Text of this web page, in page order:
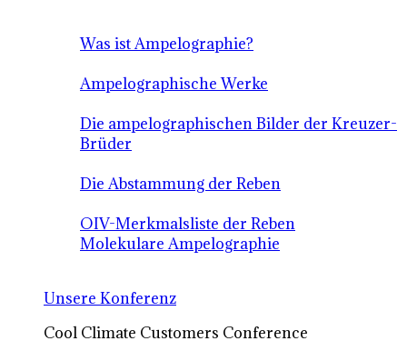
Was ist Ampelographie?
Ampelographische Werke
Die ampelographischen Bilder der Kreuzer-
Brüder
Die Abstammung der Reben
OIV-Merkmalsliste der Reben
Molekulare Ampelographie
Unsere Konferenz
Cool Climate Customers Conference